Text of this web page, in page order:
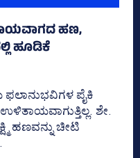
ಹಣ,
ಹೂಡಿಕೆ
ಪೈಕಿ
ಶೇ.
ಹಣವನ್ನು ಚೀಟಿ